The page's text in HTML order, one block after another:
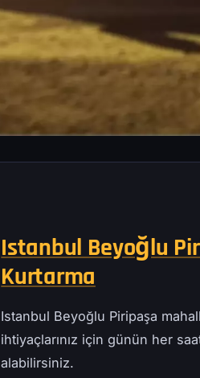
Istanbul Beyoğlu
Kurtarma
Istanbul Beyoğlu Piripaşa
ihtiyaçlarınız için günün her
alabilirsiniz.